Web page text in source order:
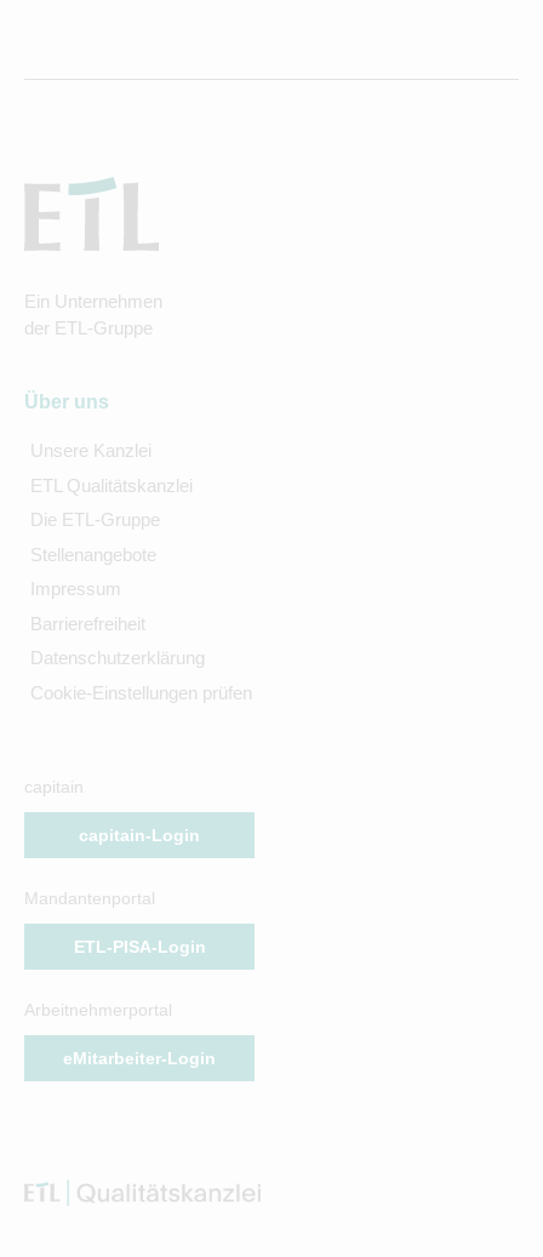
Ein Unternehmen
der ETL-Gruppe
Über uns
Unsere Kanzlei
ETL Qualitätskanzlei
Die ETL-Gruppe
Stellenangebote
Impressum
Barrierefreiheit
Datenschutzerklärung
Cookie-Einstellungen prüfen
capitain
capitain-Login
Mandantenportal
ETL-PISA-Login
Arbeitnehmerportal
eMitarbeiter-Login